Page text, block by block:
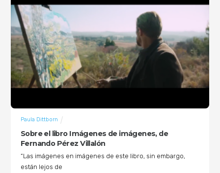
Sobre el libro Imágenes de imágenes, de
Fernando Pérez Villalón
Paula Dittborn
“Las imágenes en imágenes de este libro, sin embargo,
están lejos de